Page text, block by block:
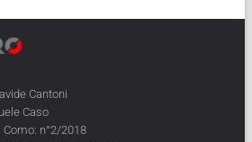
Cantoni
Caso
n°2/2018